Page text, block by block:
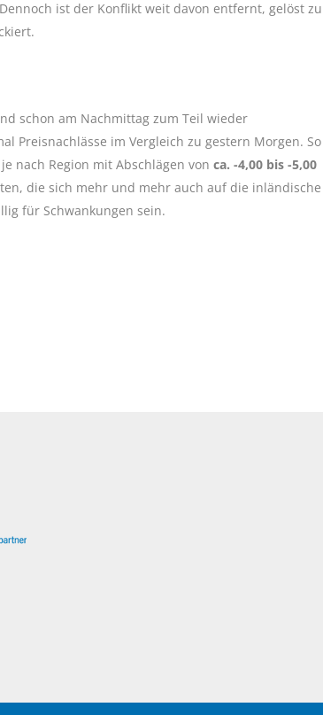
ist der Konflikt weit davon entfernt, gelöst zu
schon am Nachmittag zum Teil wieder
Preisnachlässe im Vergleich zu gestern Morgen. So
nach Region mit Abschlägen von ca. -4,00 bis -5,00
die sich mehr und mehr auch auf die inländische
für Schwankungen sein.